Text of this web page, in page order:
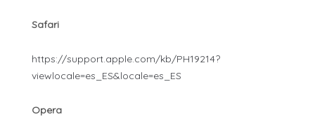
Safari
https://support.apple.com/kb/PH19214?
viewlocale=es_ES&locale=es_ES
Opera